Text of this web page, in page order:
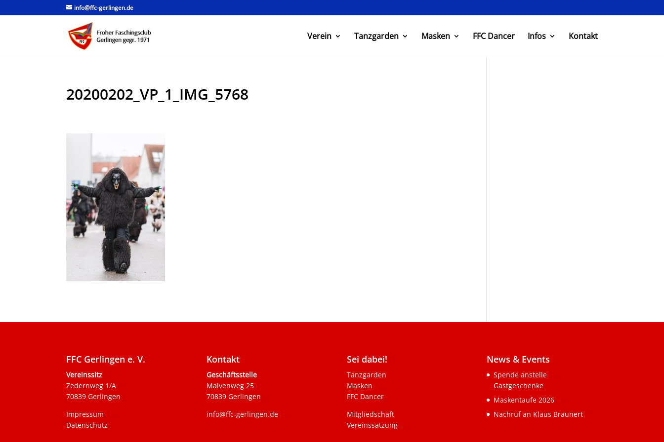
info@ffc-gerlingen.de
Verein Tanzgarden Masken FFC Dancer Infos Kontakt
20200202_VP_1_IMG_5768
FFC Gerlingen e. V.
Vereinssitz
Zedernweg 1/A
70839 Gerlingen
Impressum
Datenschutz
Kontakt
Geschäftsstelle
Malvenweg 25
70839 Gerlingen
info@ffc-gerlingen.de
Sei dabei!
Tanzgarden
Masken
FFC Dancer
Mitgliedschaft
Vereinssatzung
News & Events
Spende anstelle
Gastgeschenke
Maskentaufe 2026
Nachruf an Klaus Braunert